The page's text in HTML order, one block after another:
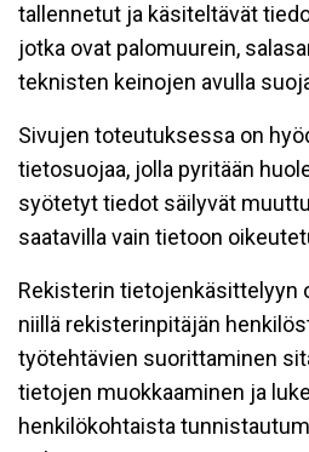
tallennetut ja käsiteltävät
jotka ovat palomuurein,
teknisten keinojen avulla
Sivujen toteutuksessa on
tietosuojaa, jolla pyritään
syötetyt tiedot säilyvät
saatavilla vain tietoon
Rekisterin tietojenkäsittelyyn
niillä rekisterinpitäjän
työtehtävien suorittaminen
tietojen muokkaaminen ja
henkilökohtaista